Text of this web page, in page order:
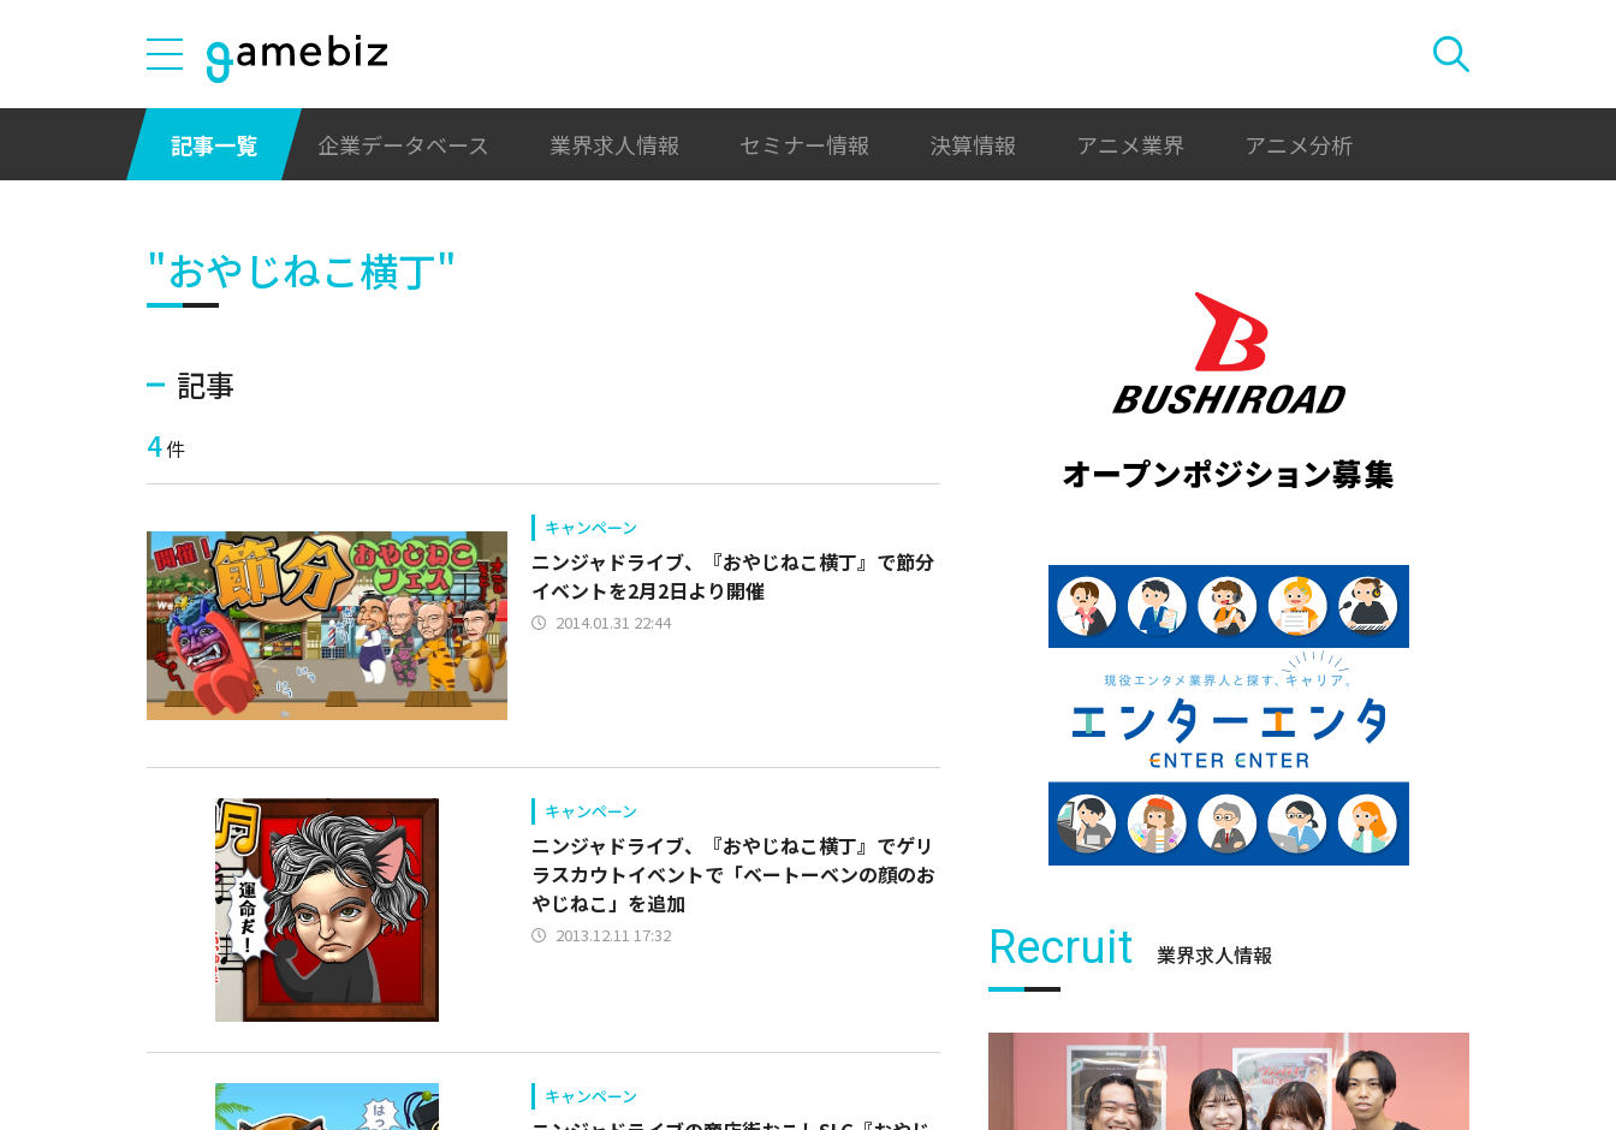
記事一覧 企業データベース 業界求人情報 セミナー情報 決算情報 アニメ業界 アニメ分析
"おやじねこ横丁"
記事
4件
キャンペーン
ニンジャドライブ、『おやじねこ横丁』で節分
イベントを2月2日より開催
2014.01.31 22:44
キャンペーン
ニンジャドライブ、『おやじねこ横丁』でゲリ
ラスカウトイベントで「ベートーベンの顔のお
やじねこ」を追加
2013.12.11 17:32
キャンペーン
Recruit 業界求人情報